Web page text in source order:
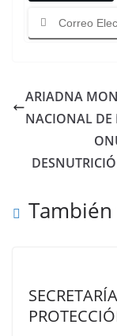
Correo
ARIADNA
NACIONAL DE